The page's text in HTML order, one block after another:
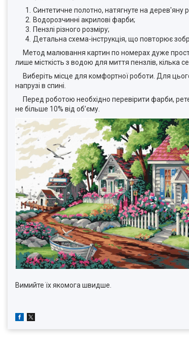
Синтетичне полотно, натягнуте на
Водорозчинні акрилові фарби;
Пензлі різного розміру;
Детальна схема-інструкція, що повторює
Метод малювання картин по номерах дуже
лише місткість з водою для миття пензлів, кілька
Виберіть місце для комфортної роботи. Для
напрузі в спині.
Перед роботою необхідно перевірити фарби,
не більше 10% від об’єму.
Вимийте їх якомога швидше.